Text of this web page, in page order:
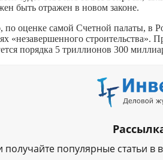
быть отражен в новом законе.
по оценке самой Счетной палаты, в
«незавершенного
порядка 5 триллионов 300
получайте популярные статьи